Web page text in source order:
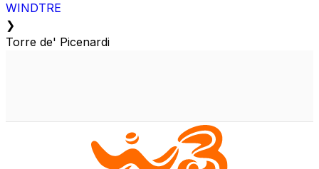
WINDTRE
❯
Torre de' Picenardi